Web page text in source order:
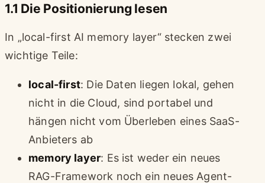
1.1 Die Positionierung lesen
In „local-first AI memory layer“ stecken zwei
wichtige Teile:
local-first: Die Daten liegen lokal, gehen
nicht in die Cloud, sind portabel und
hängen nicht vom Überleben eines SaaS-
Anbieters ab
memory layer: Es ist weder ein neues
RAG-Framework noch ein neues Agent-